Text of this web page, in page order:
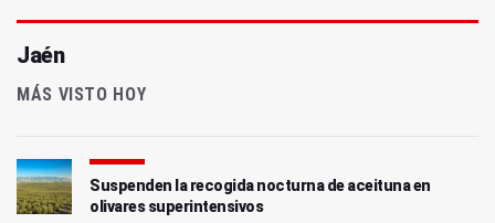
Jaén
MÁS VISTO HOY
Suspenden la recogida nocturna de aceituna en
olivares superintensivos